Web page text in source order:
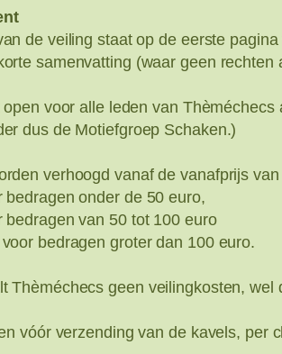
de veiling staat op de eerste
samenvatting (waar geen rechten
voor alle leden van
dus de Motiefgroep Schaken.)
verhoogd vanaf de vanafprijs
bedragen onder de 50 euro,
bedragen van 50 tot 100 euro
bedragen groter dan 100 euro.
Thèméchecs geen veilingkosten,
vóór verzending van de kavels, per